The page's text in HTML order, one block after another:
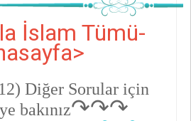
İslam Tümü-
Diğer Sorular için
bakınız↷↷↷